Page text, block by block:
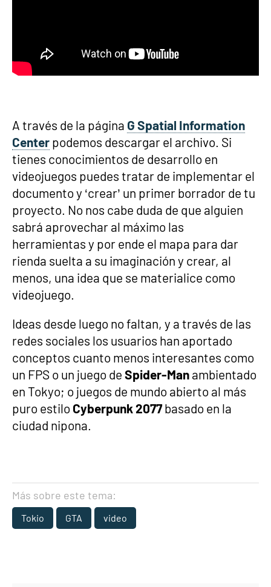
A través de la página G Spatial Information
Center podemos descargar el archivo. Si
tienes conocimientos de desarrollo en
videojuegos puedes tratar de implementar el
documento y ‘crear’ un primer borrador de tu
proyecto. No nos cabe duda de que alguien
sabrá aprovechar al máximo las
herramientas y por ende el mapa para dar
rienda suelta a su imaginación y crear, al
menos, una idea que se materialice como
videojuego.
Ideas desde luego no faltan, y a través de las
redes sociales los usuarios han aportado
conceptos cuanto menos interesantes como
un FPS o un juego de Spider-Man ambientado
en Tokyo; o juegos de mundo abierto al más
puro estilo Cyberpunk 2077basado en la
ciudad nipona.
Más sobre este tema:
Tokio GTA video